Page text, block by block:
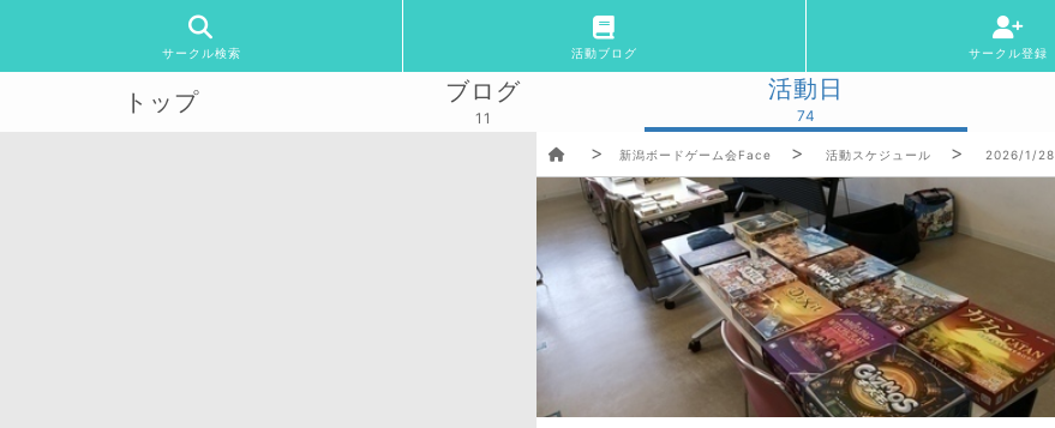
サークル検索 活動ブログ サークル登録
トップ ブログ
11
活動日
74
新潟ボードゲーム会Face 活動スケジュール 2026/1/